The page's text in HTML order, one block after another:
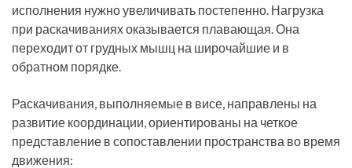
исполнения нужно увеличивать постепенно. Нагрузка
при раскачиваниях оказывается плавающая. Она
переходит от грудных мышц на широчайшие и в
обратном порядке.
Раскачивания, выполняемые в висе, направлены на
развитие координации, ориентированы на четкое
представление в сопоставлении пространства во время
движения: